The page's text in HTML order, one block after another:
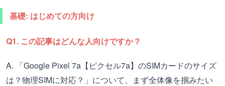
基礎: はじめての方向け
Q1. この記事はどんな人向けですか？
A. 「Google Pixel 7a【ピクセル7a】のSIMカードのサイズ
は？物理SIMに対応？」について、まず全体像を掴みたい